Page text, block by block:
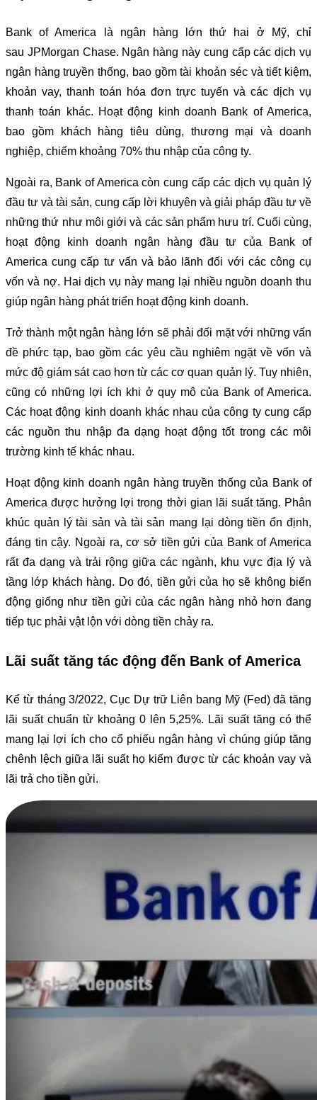
Bank of America là ngân hàng lớn thứ hai ở Mỹ, chỉ
sau JPMorgan Chase. Ngân hàng này cung cấp các dịch vụ
ngân hàng truyền thống, bao gồm tài khoản séc và tiết kiệm,
khoản vay, thanh toán hóa đơn trực tuyến và các dịch vụ
thanh toán khác. Hoạt động kinh doanh Bank of America,
bao gồm khách hàng tiêu dùng, thương mại và doanh
nghiệp, chiếm khoảng 70% thu nhập của công ty.
Ngoài ra, Bank of America còn cung cấp các dịch vụ quản lý
đầu tư và tài sản, cung cấp lời khuyên và giải pháp đầu tư về
những thứ như môi giới và các sản phẩm hưu trí. Cuối cùng,
hoạt động kinh doanh ngân hàng đầu tư của Bank of
America cung cấp tư vấn và bảo lãnh đối với các công cụ
vốn và nợ. Hai dịch vụ này mang lại nhiều nguồn doanh thu
giúp ngân hàng phát triển hoạt động kinh doanh.
Trở thành một ngân hàng lớn sẽ phải đối mặt với những vấn
đề phức tạp, bao gồm các yêu cầu nghiêm ngặt về vốn và
mức độ giám sát cao hơn từ các cơ quan quản lý. Tuy nhiên,
cũng có những lợi ích khi ở quy mô của Bank of America.
Các hoạt động kinh doanh khác nhau của công ty cung cấp
các nguồn thu nhập đa dạng hoạt động tốt trong các môi
trường kinh tế khác nhau.
Hoạt động kinh doanh ngân hàng truyền thống của Bank of
America được hưởng lợi trong thời gian lãi suất tăng. Phân
khúc quản lý tài sản và tài sản mang lại dòng tiền ổn định,
đáng tin cậy. Ngoài ra, cơ sở tiền gửi của Bank of America
rất đa dạng và trải rộng giữa các ngành, khu vực địa lý và
tầng lớp khách hàng. Do đó, tiền gửi của họ sẽ không biến
động giống như tiền gửi của các ngân hàng nhỏ hơn đang
tiếp tục phải vật lộn với dòng tiền chảy ra.
Lãi suất tăng tác động đến Bank of America
Kể từ tháng 3/2022, Cục Dự trữ Liên bang Mỹ (Fed) đã tăng
lãi suất chuẩn từ khoảng 0 lên 5,25%. Lãi suất tăng có thể
mang lại lợi ích cho cổ phiếu ngân hàng vì chúng giúp tăng
chênh lệch giữa lãi suất họ kiếm được từ các khoản vay và
lãi trả cho tiền gửi.